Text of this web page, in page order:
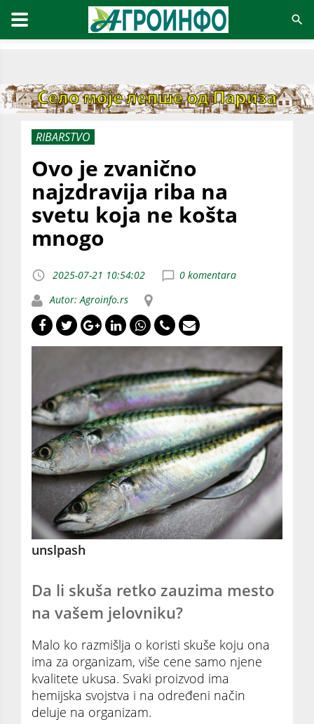
RIBARSTVO
Ovo je zvanično
najzdravija riba na
svetu koja ne košta
mnogo
2025-07-21 10:54:02
0 komentara
Autor: Agroinfo.rs
unslpash
Da li skuša retko zauzima mesto
na vašem jelovniku?
Malo ko razmišlja o koristi skuše koju ona
ima za organizam, više cene samo njene
kvalitete ukusa. Svaki proizvod ima
hemijska svojstva i na određeni način
deluje na organizam.